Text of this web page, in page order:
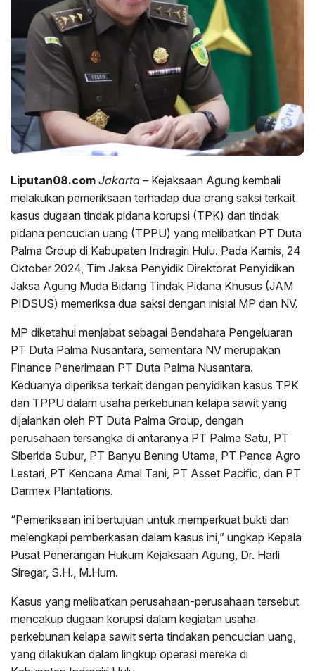
Liputan08.com Jakarta – Kejaksaan Agung kembali
melakukan pemeriksaan terhadap dua orang saksi terkait
kasus dugaan tindak pidana korupsi (TPK) dan tindak
pidana pencucian uang (TPPU) yang melibatkan PT Duta
Palma Group di Kabupaten Indragiri Hulu. Pada Kamis, 24
Oktober 2024, Tim Jaksa Penyidik Direktorat Penyidikan
Jaksa Agung Muda Bidang Tindak Pidana Khusus (JAM
PIDSUS) memeriksa dua saksi dengan inisial MP dan NV.
MP diketahui menjabat sebagai Bendahara Pengeluaran
PT Duta Palma Nusantara, sementara NV merupakan
Finance Penerimaan PT Duta Palma Nusantara.
Keduanya diperiksa terkait dengan penyidikan kasus TPK
dan TPPU dalam usaha perkebunan kelapa sawit yang
dijalankan oleh PT Duta Palma Group, dengan
perusahaan tersangka di antaranya PT Palma Satu, PT
Siberida Subur, PT Banyu Bening Utama, PT Panca Agro
Lestari, PT Kencana Amal Tani, PT Asset Pacific, dan PT
Darmex Plantations.
“Pemeriksaan ini bertujuan untuk memperkuat bukti dan
melengkapi pemberkasan dalam kasus ini,” ungkap Kepala
Pusat Penerangan Hukum Kejaksaan Agung, Dr. Harli
Siregar, S.H., M.Hum.
Kasus yang melibatkan perusahaan-perusahaan tersebut
mencakup dugaan korupsi dalam kegiatan usaha
perkebunan kelapa sawit serta tindakan pencucian uang,
yang dilakukan dalam lingkup operasi mereka di